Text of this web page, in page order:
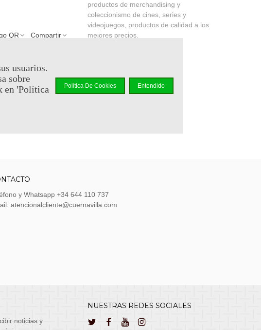
QR Compartir
de fidelidad
convertir en un
productos de merchandising y
coleccionismo de cines, series y
videojuegos, productos de calidad a los
mejores precios.
y Whatsapp +34 644 110 737
atencionalcliente@cuernavilla.com
noticias y
NUESTRAS REDES SOCIALES
usuarios.
sobre
en 'Política
Política De Cookies Entendido